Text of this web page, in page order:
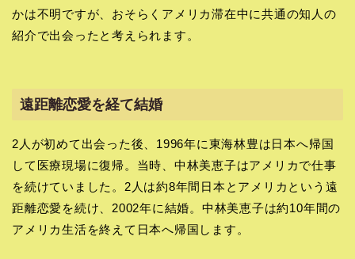
かは不明ですが、おそらくアメリカ滞在中に共通の知人の
紹介で出会ったと考えられます。
遠距離恋愛を経て結婚
2人が初めて出会った後、1996年に東海林豊は日本へ帰国
して医療現場に復帰。当時、中林美恵子はアメリカで仕事
を続けていました。2人は約8年間日本とアメリカという遠
距離恋愛を続け、2002年に結婚。中林美恵子は約10年間の
アメリカ生活を終えて日本へ帰国します。